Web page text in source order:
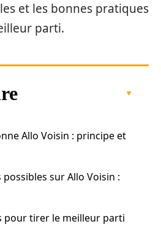
et les bonnes pratiques
parti.
Allo Voisin : principe et
possibles sur Allo Voisin :
pour tirer le meilleur parti